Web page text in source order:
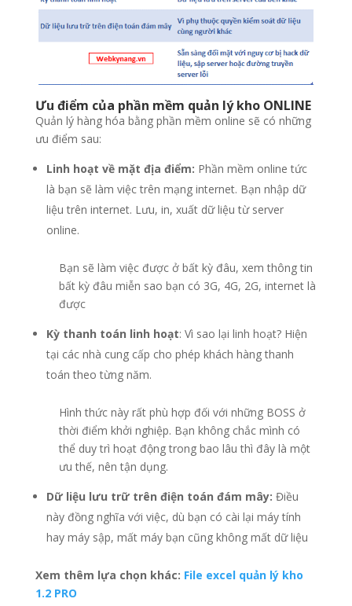
Ưu điểm của phần mềm quản lýkho ONLINE
Quản lý hàng hóa bằng phần mềm online sẽ có những
ưu điểm sau:
Linh hoạt vềmặt địa điểm: Phần mềm online tức
là bạn sẽ làm việc trên mạng internet. Bạn nhập dữ
liệu trên internet. Lưu, in, xuất dữ liệu từ server
online.
Bạn sẽ làm việc được ở bất kỳ đâu, xem thông tin
bất kỳ đâu miễn sao bạn có 3G, 4G, 2G, internet là
được
Kỳ thanh toán linh hoạt: Vì sao lại linh hoạt? Hiện
tại các nhà cung cấp cho phép khách hàng thanh
toán theo từng năm.
Hình thức này rất phù hợp đối với những BOSS ở
thời điểm khởi nghiệp. Bạn không chắc mình có
thể duy trì hoạt động trong bao lâu thì đây là một
ưu thế, nên tận dụng.
Dữliệu lưu trữtrên điện toán đám mây: Điều
này đồng nghĩa với việc, dù bạn có cài lại máy tính
hay máy sập, mất máy bạn cũng không mất dữ liệu
Xem thêm lựa chọn khác: File excel quản lý kho
1.2 PRO